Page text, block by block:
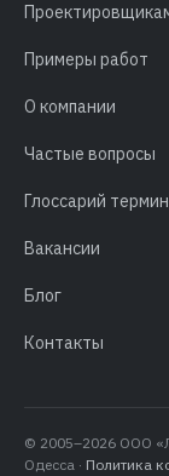
Примеры работ
О компании
Частые вопросы
Глоссарий
Вакансии
Блог
Контакты
© 2005–2026 ООО
Одесса · Политика